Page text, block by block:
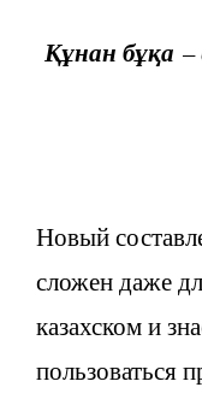
Құнан бұқа –
Новый
сложен даже
казахском и
пользоваться